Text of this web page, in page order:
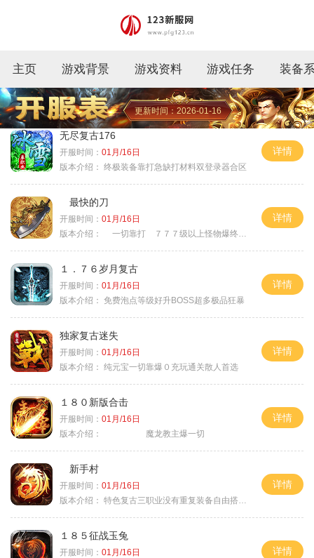
主页 游戏背景 游戏资料 游戏任务 装备
更新时间：2026-01-16
无尽复古176
开服时间： 01月/16日
版本介绍： 终极装备靠打急缺打材料双登录器合区
详情
最快的刀
开服时间： 01月/16日
版本介绍：
一切靠打 ７７７级以上怪物爆终极
详情
１．７６岁月复古
开服时间： 01月/16日
版本介绍： 免费泡点等级好升BOSS超多极品狂暴
详情
独家复古迷失
开服时间： 01月/16日
版本介绍： 纯元宝一切靠爆０充玩通关散人首选
详情
１８０新版合击
开服时间： 01月/16日
版本介绍：
魔龙教主爆一切
详情
新手村
开服时间： 01月/16日
版本介绍： 特色复古三职业没有重复装备自由搭配私
详情
１８５征战玉兔
开服时间： 01月/16日
详情